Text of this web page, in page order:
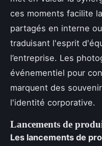
ces moments facilite
partagés en interne
traduisant l'esprit
l’entreprise. Les
événementiel pour
marquent des
l'identité corporative.
Lancements de
Les lancements de